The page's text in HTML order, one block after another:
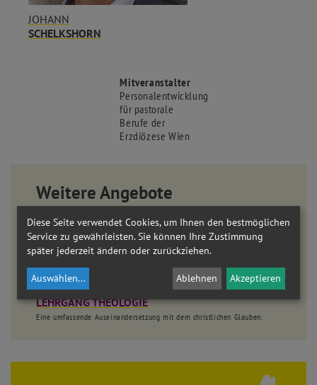
JOHANN
SCHELKSHORN
Mitveranstalter
Personalentwicklung
für pastorale
Berufe der
Erzdiözese Wien
Weitere Angebote
Bleiben Sie dran!
WISSEN KOMPAKT
ONLINE-MODULE
AKADEMIE AM DOM
LEHRGANG THEOLOGIE
Eine umfassende Auseinandersetzung mit dem christlichen Glauben.
Diese Seite verwendet Cookies, um Ihnen den bestmöglichen
Service zu gewährleisten. Sie können Ihre Zustimmung
später jederzeit ändern oder zurückziehen.
Auswählen... Ablehnen Akzeptieren